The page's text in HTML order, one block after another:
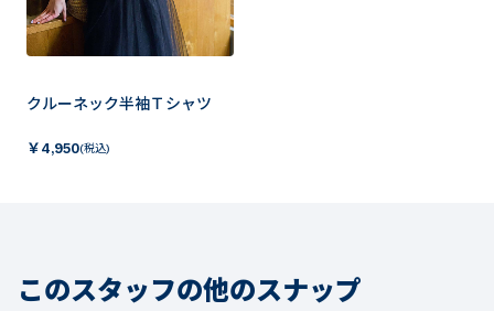
クルーネック半袖Ｔシャツ
￥ 4,950(税込)
このスタッフの他のスナップ